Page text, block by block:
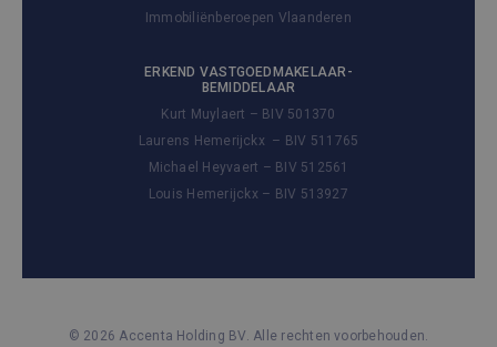
Immobiliënberoepen Vlaanderen
ERKEND VASTGOEDMAKELAAR-
BEMIDDELAAR
Kurt Muylaert – BIV 501370
Laurens Hemerijckx – BIV 511765
Michael Heyvaert – BIV 512561
Louis Hemerijckx – BIV 513927
© 2026 Accenta Holding BV. Alle rechten voorbehouden.